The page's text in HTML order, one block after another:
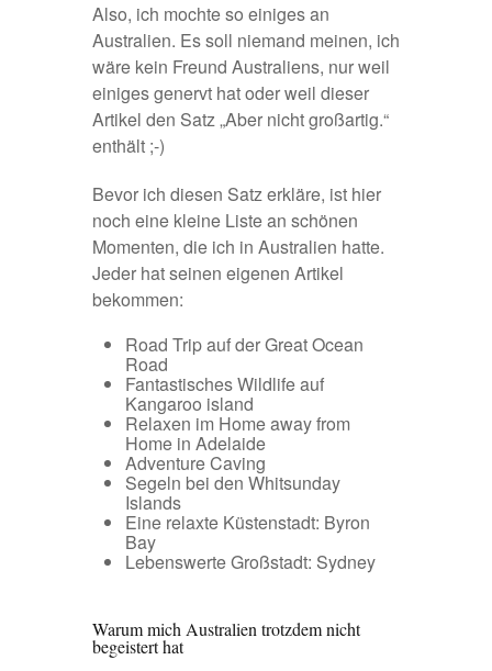
Also, ich mochte so einiges an
Australien. Es soll niemand meinen, ich
wäre kein Freund Australiens, nur weil
einiges genervt hatoder weil dieser
Artikel den Satz „Aber nicht großartig.“
enthält ;-)
Bevor ich diesen Satz erkläre, ist hier
noch eine kleine Liste an schönen
Momenten, die ich in Australien hatte.
Jeder hat seinen eigenen Artikel
bekommen:
Road Trip auf der Great Ocean
Road
Fantastisches Wildlife auf
Kangaroo island
Relaxen im Home away from
Home in Adelaide
Adventure Caving
Segeln bei den Whitsunday
Islands
Eine relaxte Küstenstadt: Byron
Bay
Lebenswerte Großstadt: Sydney
Warum mich Australien trotzdem nicht
begeistert hat